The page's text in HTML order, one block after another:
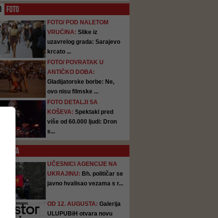
FOTO
FOTO/ POD NALETOM
VRUĆINA: Slike iz
uzavrelog grada: Sarajevo
krcato ...
FOTO/ POVRATAK U
ANTIČKO DOBA:
Gladijatorske borbe: Ne,
ovo nisu filmske ...
FOTO DETALJI SA
KOŠEVA: Spektakl pred
više od 60.000 ljudi: Dron
s...
SATA
UČESNICI AGENCIJE NA
UKRAJINU: Bh. političar se
javno hvalisao vezama s r...
OD 12. AUGUSTA: Galerija
ULUPUBiH otvara novu